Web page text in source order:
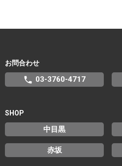
お問合わせ
phone 03-3760-4717
SHOP
中目黒
赤坂